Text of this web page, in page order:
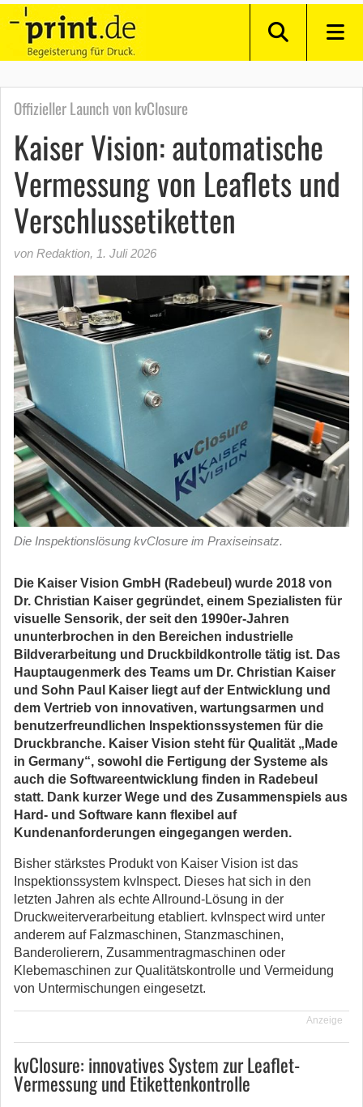
Offizieller Launch von kvClosure
Kaiser Vision: automatische
Vermessung von Leaflets und
Verschlussetiketten
von Redaktion, 1. Juli 2026
Die Inspektionslösung kvClosure im Praxiseinsatz.
Die Kaiser Vision GmbH (Radebeul) wurde 2018 von
Dr. Christian Kaiser gegründet, einem Spezialisten für
visuelle Sensorik, der seit den 1990er-Jahren
ununterbrochen in den Bereichen industrielle
Bildverarbeitung und Druckbildkontrolle tätig ist. Das
Hauptaugenmerk des Teams um Dr. Christian Kaiser
und Sohn Paul Kaiser liegt auf der Entwicklung und
dem Vertrieb von innovativen, wartungsarmen und
benutzerfreundlichen Inspektionssystemen für die
Druckbranche. Kaiser Vision steht für Qualität „Made
in Germany“, sowohl die Fertigung der Systeme als
auch die Softwareentwicklung finden in Radebeul
statt. Dank kurzer Wege und des Zusammenspiels aus
Hard- und Software kann flexibel auf
Kundenanforderungen eingegangen werden.
Bisher stärkstes Produkt von Kaiser Vision ist das
Inspektionssystem kvInspect. Dieses hat sich in den
letzten Jahren als echte Allround-Lösung in der
Druckweiterverarbeitung etabliert. kvInspect wird unter
anderem auf Falzmaschinen, Stanzmaschinen,
Banderolierern, Zusammentragmaschinen oder
Klebemaschinen zur Qualitätskontrolle und Vermeidung
von Untermischungen eingesetzt.
Anzeige
kvClosure: innovatives System zur Leaflet-
Vermessung und Etikettenkontrolle